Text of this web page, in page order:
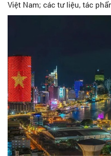
Việt Nam; các tư liệu, tác
hóa và Thể thao, Sở Du lịch,
Hội Điện ảnh TP Hồ Chí